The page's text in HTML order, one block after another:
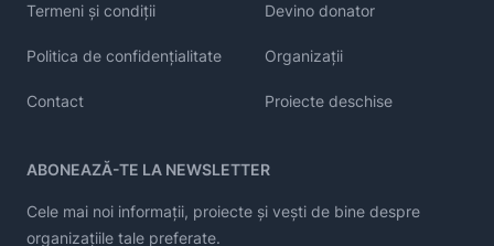
Termeni și condiții
Politica de confidențialitate
Contact
Devino donator
Organizații
Proiecte deschise
ABONEAZĂ-TE LA NEWSLETTER
Cele mai noi informații, proiecte și vești de bine despre
organizațiile tale preferate.